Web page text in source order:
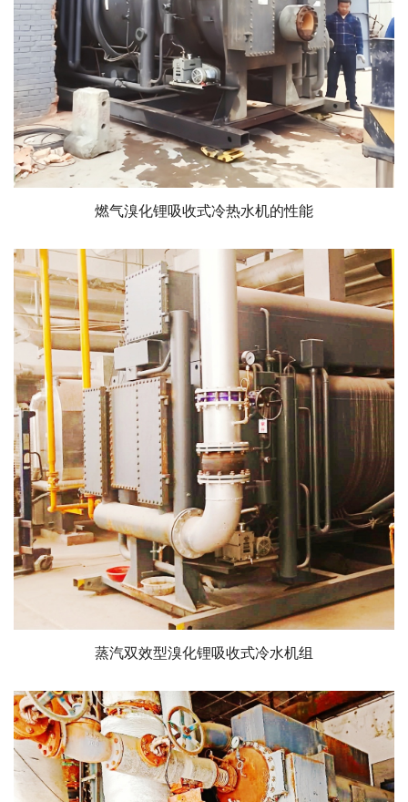
燃气溴化锂吸收式冷热水机的性能
蒸汽双效型溴化锂吸收式冷水机组